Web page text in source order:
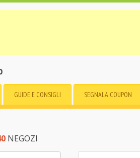
GUIDE E CONSIGLI SEGNALA COUPON
NEGOZI